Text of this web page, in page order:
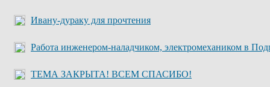
Ивану-дураку для прочтения
Работа инженером-наладчиком, электромехаником в
ТЕМА ЗАКРЫТА! ВСЕМ СПАСИБО!